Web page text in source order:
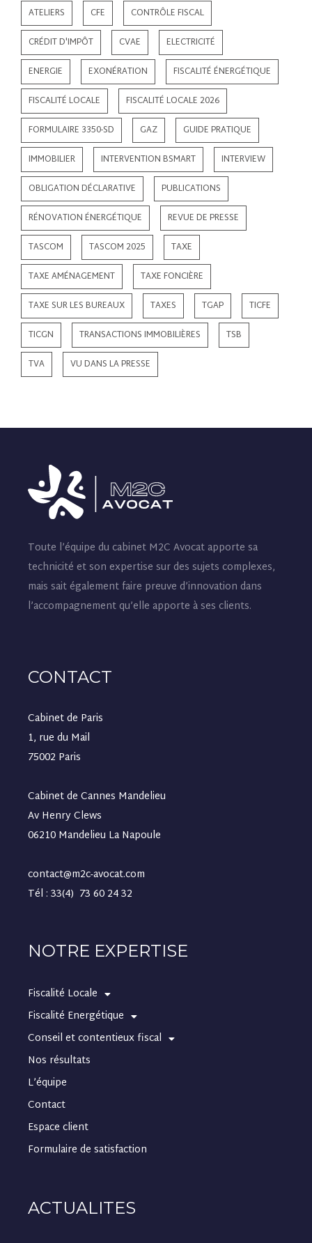
ATELIERS
CFE
CONTRÔLE FISCAL
CRÉDIT D'IMPÔT
CVAE
ELECTRICITÉ
ENERGIE
EXONÉRATION
FISCALITÉ ÉNERGÉTIQUE
FISCALITÉ LOCALE
FISCALITÉ LOCALE 2026
FORMULAIRE 3350-SD
GAZ
GUIDE PRATIQUE
IMMOBILIER
INTERVENTION BSMART
INTERVIEW
OBLIGATION DÉCLARATIVE
PUBLICATIONS
RÉNOVATION ÉNERGÉTIQUE
REVUE DE PRESSE
TASCOM
TASCOM 2025
TAXE
TAXE AMÉNAGEMENT
TAXE FONCIÈRE
TAXE SUR LES BUREAUX
TAXES TGAP
TICFE
TICGN
TRANSACTIONS IMMOBILIÈRES
TSB
TVA
VU DANS LA PRESSE
Toute l’équipe du cabinet M2C Avocat apporte sa
technicité et son expertise sur des sujets complexes,
mais sait également faire preuve d’innovation dans
l’accompagnement qu’elle apporte à ses clients.
CONTACT
Cabinet de Paris
1, rue du Mail
75002 Paris
Cabinet de Cannes Mandelieu
Av Henry Clews
06210 Mandelieu La Napoule
contact@m2c-avocat.com
Tél : 33(4) 73 60 24 32
NOTRE EXPERTISE
Fiscalité Locale
Fiscalité Energétique
Conseil et contentieux fiscal
Nos résultats
L’équipe
Contact
Espace client
Formulaire de satisfaction
ACTUALITES